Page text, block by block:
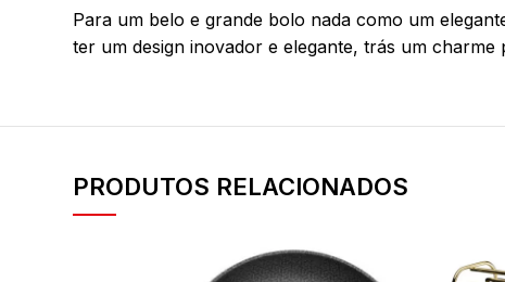
Para um belo e grande bolo nada como um
ter um design inovador e elegante, trás um
PRODUTOS RELACIONADOS